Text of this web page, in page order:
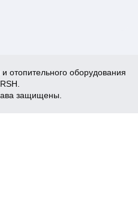
отопительного оборудования
защищены.